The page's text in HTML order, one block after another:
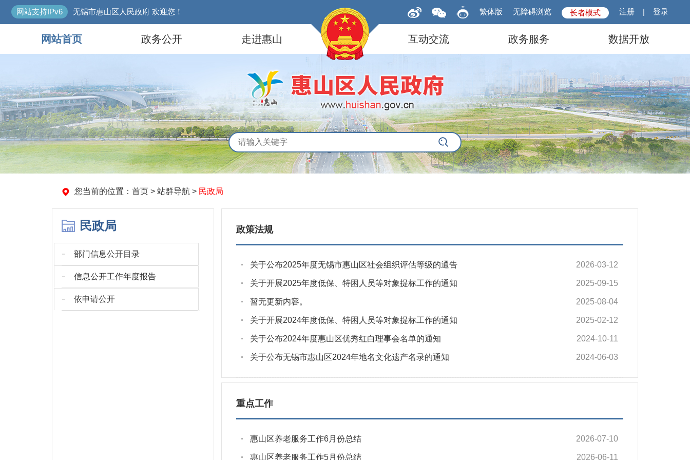
网站支持IPv6 无锡市惠山区人民政府 欢迎您！ 繁体版 无障碍浏览 长者模式 注册 | 登录
网站首页 政务公开 走进惠山 互动交流 政务服务 数据开放
您当前的位置： 首页 > 站群导航 > 民政局
民政局
部门信息公开目录
信息公开工作年度报告
依申请公开
政策法规
2026-03-12
关于公布2025年度无锡市惠山区社会组织评估等级的通告
2025-09-15
关于开展2025年度低保、特困人员等对象提标工作的通知
2025-08-04
暂无更新内容。
2025-02-12
关于开展2024年度低保、特困人员等对象提标工作的通知
2024-10-11
关于公布2024年度惠山区优秀红白理事会名单的通知
2024-06-03
关于公布无锡市惠山区2024年地名文化遗产名录的通知
重点工作
2026-07-10
惠山区养老服务工作6月份总结
2026-06-11
惠山区养老服务工作5月份总结